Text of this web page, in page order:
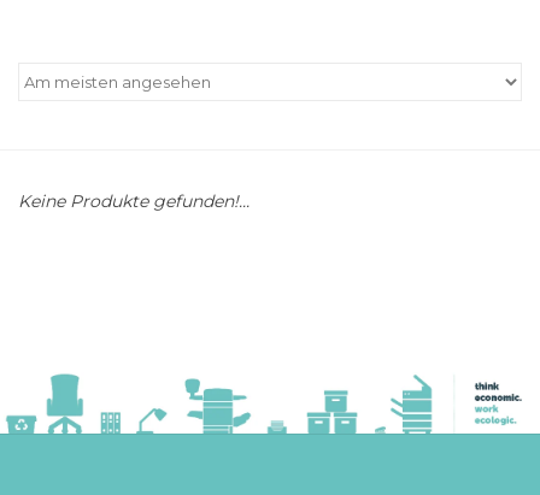
Keine Produkte gefunden!...